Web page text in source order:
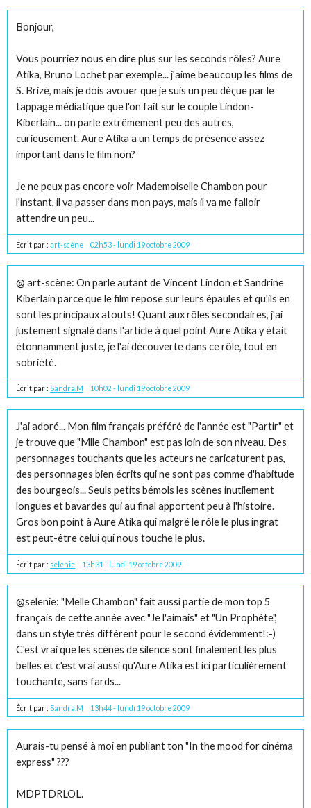
Bonjour,
Vous pourriez nous en dire plus sur les seconds rôles? Aure
Atika, Bruno Lochet par exemple... j'aime beaucoup les films de
S. Brizé, mais je dois avouer que je suis un peu déçue par le
tappage médiatique que l'on fait sur le couple Lindon-
Kiberlain... on parle extrêmement peu des autres,
curieusement. Aure Atika a un temps de présence assez
important dans le film non?
Je ne peux pas encore voir Mademoiselle Chambon pour
l'instant, il va passer dans mon pays, mais il va me falloir
attendre un peu...
Écrit par :art-scène 02h53- lundi 19 octobre 2009
@ art-scène: On parle autant de Vincent Lindon et Sandrine
Kiberlain parce que le film repose sur leurs épaules et qu'ils en
sont les principaux atouts! Quant aux rôles secondaires, j'ai
justement signalé dans l'article à quel point Aure Atika y était
étonnamment juste, je l'ai découverte dans ce rôle, tout en
sobriété.
Écrit par : Sandra.M 10h02 - lundi 19 octobre 2009
J'ai adoré... Mon film français préféré de l'année est "Partir" et
je trouve que "Mlle Chambon" est pas loin de son niveau. Des
personnages touchants que les acteurs ne caricaturent pas,
des personnages bien écrits qui ne sont pas comme d'habitude
des bourgeois... Seuls petits bémols les scènes inutilement
longues et bavardes qui au final apportent peu à l'histoire.
Gros bon point à Aure Atika qui malgré le rôle le plus ingrat
est peut-être celui qui nous touche le plus.
Écrit par : selenie 13h31 - lundi 19 octobre 2009
@selenie: "Melle Chambon" fait aussi partie de mon top 5
français de cette année avec "Je l'aimais" et "Un Prophète",
dans un style très différent pour le second évidemment!:-)
C'est vrai que les scènes de silence sont finalement les plus
belles et c'est vrai aussi qu'Aure Atika est ici particulièrement
touchante, sans fards...
Écrit par : Sandra.M 13h44- lundi 19 octobre 2009
Aurais-tu pensé à moi en publiant ton "In the mood for cinéma
express" ???
MDPTDRLOL.